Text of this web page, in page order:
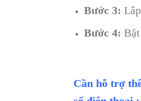
Bước 3:
Bước 4:
Cần hỗ trợ